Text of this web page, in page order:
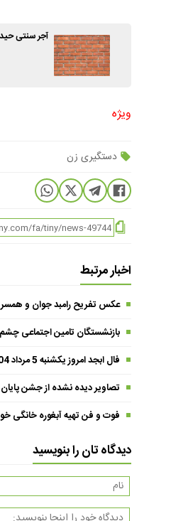
آجر سنتی حیدری 3 نسل در کنار
ویژه
دستگیری زن
اخبار مرتبط
عکس تفریح رامبد جوان و
بازنشستگان تامین اجتماعی چشم انتظار معوقات 4 میلیون تومانی | معوقات
فال ابجد امروز یکشنبه 5 مرداد 1404 | حروف ابجد از تغییرات مثبت خبر می‌دهند !
تصاویر دیده نشده از جشن
فوت و فن تهیه آبغوره خانگی
دیدگاه تان را بنویسید